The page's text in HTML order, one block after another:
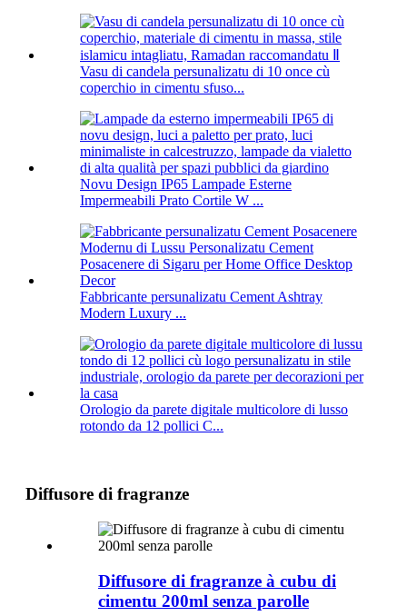
Vasu di candela persunalizatu di 10 once cù
coperchio in cimentu sfuso...
Novu Design IP65 Lampade Esterne
Impermeabili Prato Cortile W ...
Fabbricante persunalizatu Cement Ashtray
Modern Luxury ...
Orologio da parete digitale multicolore di lusso
rotondo da 12 pollici C...
Diffusore di fragranze
Diffusore di fragranze à cubu di
cimentu 200ml senza parolle